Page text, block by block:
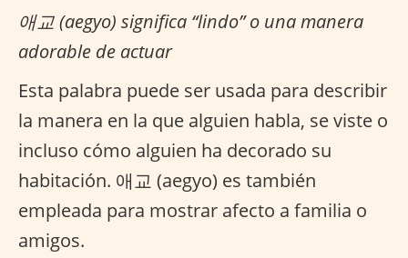
애교 (aegyo) significa “lindo” o una manera
adorable de actuar
Esta palabra puede ser usada para describir
la manera en la que alguien habla, se viste o
incluso cómo alguien ha decorado su
habitación. 애교 (aegyo) es también
empleada para mostrar afecto a familia o
amigos.